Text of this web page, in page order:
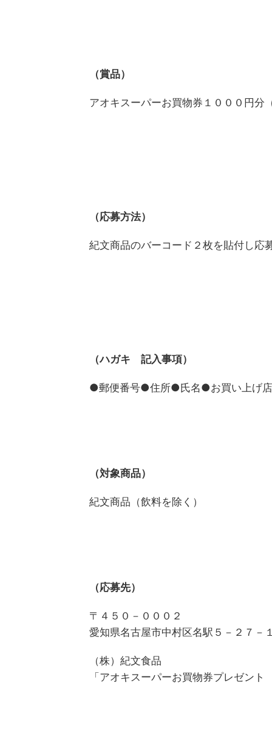
（賞品）
アオキスーパーお買物券１０００円分
（応募方法）
紀文商品のバーコード２枚を貼付し応
（ハガキ 記入事項）
●郵便番号●住所●氏名●お買い上げ
（対象商品）
紀文商品（飲料を除く）
（応募先）
〒４５０－０００２
愛知県名古屋市中村区名駅５－２７
（株）紀文食品
「アオキスーパーお買物券プレゼン